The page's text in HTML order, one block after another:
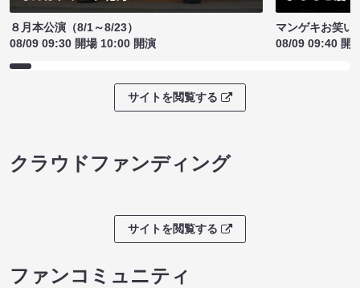
８月本公演（8/1～8/23）
08/09 09:30 開場 10:00 開演
マンゲキお笑い
08/09 09:40 開
サイトを閲覧する
クラウドファンディング
サイトを閲覧する
ファンコミュニティ